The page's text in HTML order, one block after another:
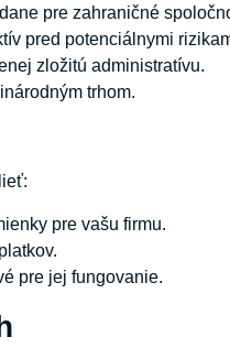
pre zahraničné
pred potenciálnymi
zložitú administratívu.
trhom.
pre vašu firmu.
pre jej fungovanie.